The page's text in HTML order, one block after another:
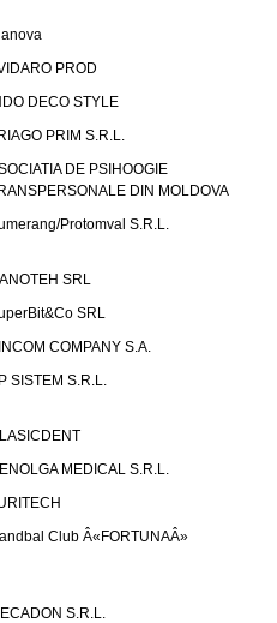
PROD
DECO STYLE
PRIM S.R.L.
DE PSIHOOGIE
DIN MOLDOVA
Protomval S.R.L.
SRL
SRL
COMPANY S.A.
SISTEM S.R.L.
MEDICAL S.R.L.
Club Â«FORTUNAÂ»
S.R.L.